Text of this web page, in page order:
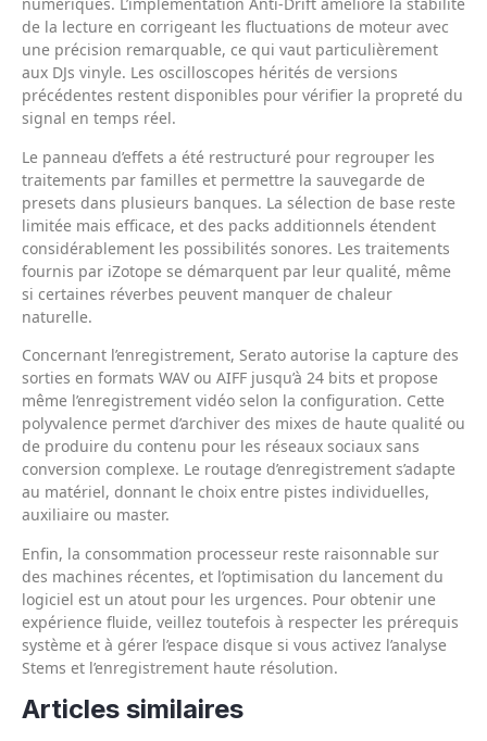
numériques. L’implémentation Anti-Drift améliore la stabilité
de la lecture en corrigeant les fluctuations de moteur avec
une précision remarquable, ce qui vaut particulièrement
aux DJs vinyle. Les oscilloscopes hérités de versions
précédentes restent disponibles pour vérifier la propreté du
signal en temps réel.
Le panneau d’effets a été restructuré pour regrouper les
traitements par familles et permettre la sauvegarde de
presets dans plusieurs banques. La sélection de base reste
limitée mais efficace, et des packs additionnels étendent
considérablement les possibilités sonores. Les traitements
fournis par iZotope se démarquent par leur qualité, même
si certaines réverbes peuvent manquer de chaleur
naturelle.
Concernant l’enregistrement, Serato autorise la capture des
sorties en formats WAV ou AIFF jusqu’à 24 bits et propose
même l’enregistrement vidéo selon la configuration. Cette
polyvalence permet d’archiver des mixes de haute qualité ou
de produire du contenu pour les réseaux sociaux sans
conversion complexe. Le routage d’enregistrement s’adapte
au matériel, donnant le choix entre pistes individuelles,
auxiliaire ou master.
Enfin, la consommation processeur reste raisonnable sur
des machines récentes, et l’optimisation du lancement du
logiciel est un atout pour les urgences. Pour obtenir une
expérience fluide, veillez toutefois à respecter les prérequis
système et à gérer l’espace disque si vous activez l’analyse
Stems et l’enregistrement haute résolution.
Articles similaires